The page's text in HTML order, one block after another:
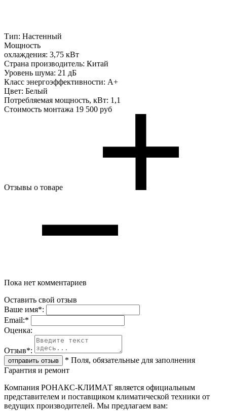
Тип: Настенный
Мощность
охлаждения: 3,75 кВт
Страна производитель: Китай
Уровень шума: 21 дБ
Класс энергоэффективности: A+
Цвет: Белый
Потребляемая мощность, кВт: 1,1
Стоимость монтажа 19 500 руб
Отзывы о товаре
Пока нет комментариев
Оставить свой отзыв
Ваше имя*:
Email:*
Oценка:
Отзыв*:
* Поля, обязательные для заполнения
Гарантия и ремонт
Компания РОНАКС-КЛИМАТ является официальным
представителем и поставщиком климатической техники от
ведущих производителей. Мы предлагаем вам: